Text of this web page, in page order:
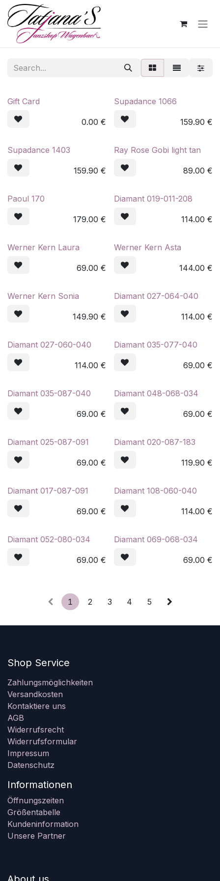
Skip to Content
Gift Card
0.00 €
Supadance 1066
159.90 €
Supadance 1403
159.90 €
Ray Rose Gobi light tan
89.00 €
Paoul 170
179.00 €
Diamant 019-011-208
114.00 €
Werner Kern Laura
69.00 €
Werner Kern Asta
144.00 €
Werner Kern Sonia
149.90 €
Diamant 027-064-040
114.00 €
Diamant 027-060-040
114.00 €
Diamant 035-077-040
69.00 €
Diamant 035-087-040
69.00 €
Diamant 048-068-034
69.00 €
Diamant 025-087-091
69.00 €
Diamant 020-087-183
119.90 €
Diamant 017-087-091
69.00 €
Diamant 108-060-040
114.00 €
Diamant 052-080-034
69.00 €
Diamant 069-068-034
69.00 €
1 2 3 4 5
Shop Service
Zahlungsmöglichkeiten
Versandkosten
Kontaktiere uns
AGB
Widerrufsrecht
Widerrufsformular
Impressum
Datenschutz
Informationen
Öffnungszeiten
Größentabelle
Kundeninformation
Unsere Partner